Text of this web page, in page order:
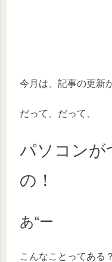
今月は、記事の更新
だって、だって、
パソコンが
の！
あ“ー
こんなことってある？